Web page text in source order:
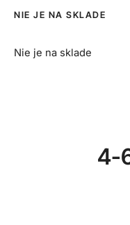
NIE JE NA SKLADE
Nie je na sklade
4-